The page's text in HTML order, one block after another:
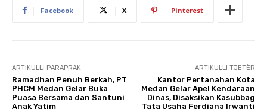
Facebook X Pinterest
ARTIKULLI PARAPRAK
Ramadhan Penuh Berkah, PT
PHCM Medan Gelar Buka
Puasa Bersama dan Santuni
Anak Yatim
ARTIKULLI TJETËR
Kantor Pertanahan Kota
Medan Gelar Apel Kendaraan
Dinas, Disaksikan Kasubbag
Tata Usaha Ferdiana Irwanti